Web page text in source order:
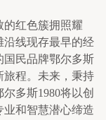
红色簇拥照耀
沿线现存最早的经
国民品牌鄂尔多斯
旅程。未来，秉持
多斯1980将以创
业和智慧潜心缔造